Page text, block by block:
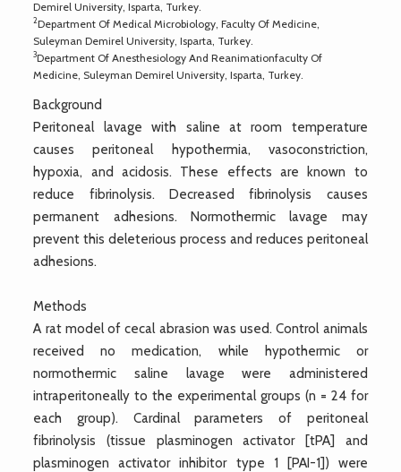
Demirel University, Isparta, Turkey.
2Department Of Medical Microbiology, Faculty Of Medicine,
Suleyman Demirel University, Isparta, Turkey.
3Department Of Anesthesiology And Reanimationfaculty Of
Medicine, Suleyman Demirel University, Isparta, Turkey.
Background
Peritoneal lavage with saline at room temperature
causes peritoneal hypothermia, vasoconstriction,
hypoxia, and acidosis. These effects are known to
reduce fibrinolysis. Decreased fibrinolysis causes
permanent adhesions. Normothermic lavage may
prevent this deleterious process and reduces peritoneal
adhesions.
Methods
A rat model of cecal abrasion was used. Control animals
received no medication, while hypothermic or
normothermic saline lavage were administered
intraperitoneally to the experimental groups (n = 24 for
each group). Cardinal parameters of peritoneal
fibrinolysis (tissue plasminogen activator [tPA] and
plasminogen activator inhibitor type 1 [PAI-1]) were